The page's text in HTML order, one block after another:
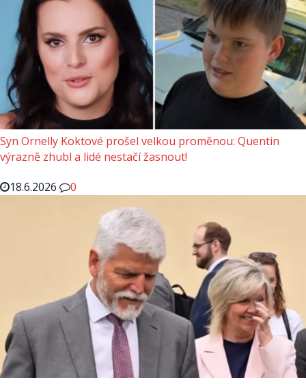
Syn Ornelly Koktové prošel velkou proměnou: Quentin
výrazně zhubl a lidé nestačí žasnout!
18.6.2026
0